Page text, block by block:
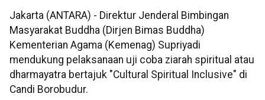
Jakarta (ANTARA) - Direktur Jenderal Bimbingan
Masyarakat Buddha (Dirjen Bimas Buddha)
Kementerian Agama (Kemenag) Supriyadi
mendukung pelaksanaan uji coba ziarah spiritual atau
dharmayatra bertajuk "Cultural Spiritual Inclusive" di
Candi Borobudur.